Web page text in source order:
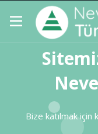
Bize katılmak için